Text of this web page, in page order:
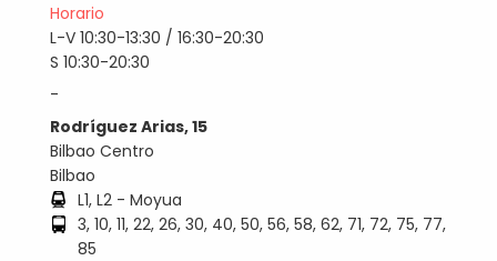
Horario
L-V 10:30-13:30 / 16:30-20:30
S 10:30-20:30
-
Rodríguez Arias, 15
Bilbao Centro
Bilbao
L1, L2 - Moyua
3, 10, 11, 22, 26, 30, 40, 50, 56, 58, 62, 71, 72, 75, 77,
85